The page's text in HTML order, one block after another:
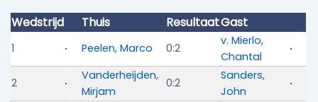
Wedstrijd Thuis ResultaatGast
1 Peelen, Marco 0:2
v. Mierlo,
Chantal
2
Vanderheijden,
Mirjam
0:2
Sanders,
John